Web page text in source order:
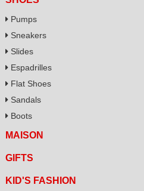
Pumps
Sneakers
Slides
Espadrilles
Flat Shoes
Sandals
Boots
MAISON
GIFTS
KID'S FASHION